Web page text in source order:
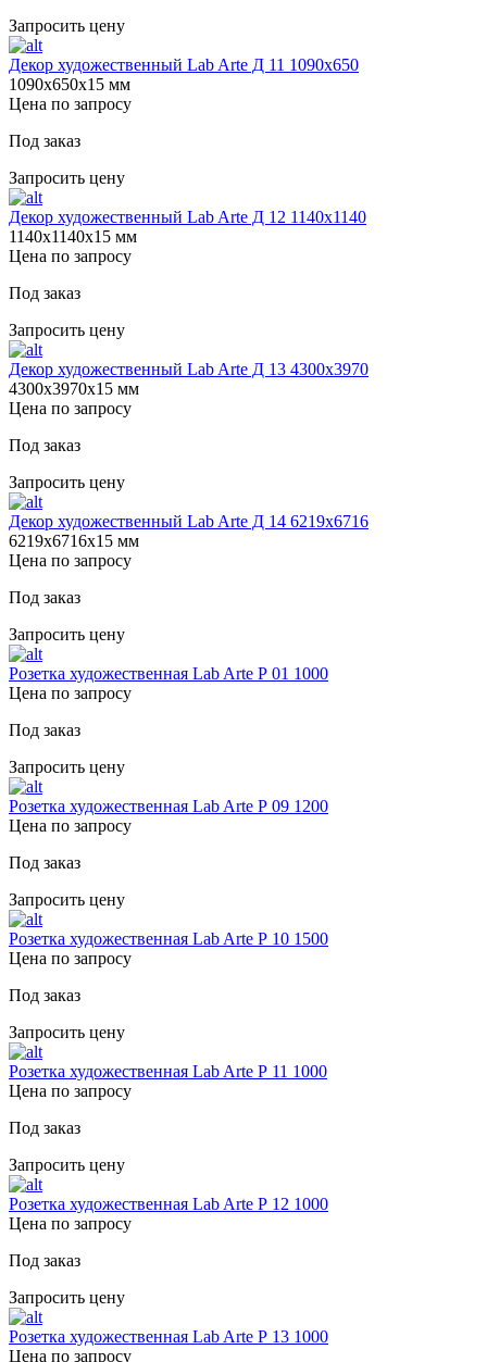
Запросить цену
Декор художественный Lab Arte Д 11 1090х650
1090х650х15 мм
Цена по запросу
Под заказ
Запросить цену
Декор художественный Lab Arte Д 12 1140х1140
1140х1140х15 мм
Цена по запросу
Под заказ
Запросить цену
Декор художественный Lab Arte Д 13 4300х3970
4300х3970х15 мм
Цена по запросу
Под заказ
Запросить цену
Декор художественный Lab Arte Д 14 6219х6716
6219х6716х15 мм
Цена по запросу
Под заказ
Запросить цену
Розетка художественная Lab Arte Р 01 1000
Цена по запросу
Под заказ
Запросить цену
Розетка художественная Lab Arte Р 09 1200
Цена по запросу
Под заказ
Запросить цену
Розетка художественная Lab Arte Р 10 1500
Цена по запросу
Под заказ
Запросить цену
Розетка художественная Lab Arte Р 11 1000
Цена по запросу
Под заказ
Запросить цену
Розетка художественная Lab Arte Р 12 1000
Цена по запросу
Под заказ
Запросить цену
Розетка художественная Lab Arte Р 13 1000
Цена по запросу